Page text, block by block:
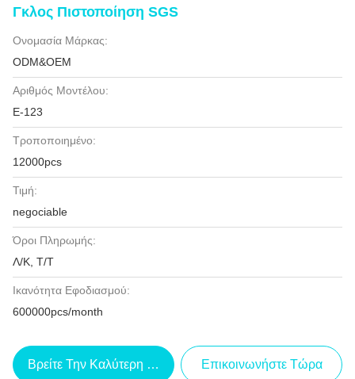
Γκλος Πιστοποίηση SGS
Ονομασία Μάρκας:
ODM&OEM
Αριθμός Μοντέλου:
Ε-123
Τροποποιημένο:
12000pcs
Τιμή:
negociable
Όροι Πληρωμής:
Λ/Κ, Τ/Τ
Ικανότητα Εφοδιασμού:
600000pcs/month
Βρείτε Την Καλύτερη Τιμή Επικοινωνήστε Τώρα